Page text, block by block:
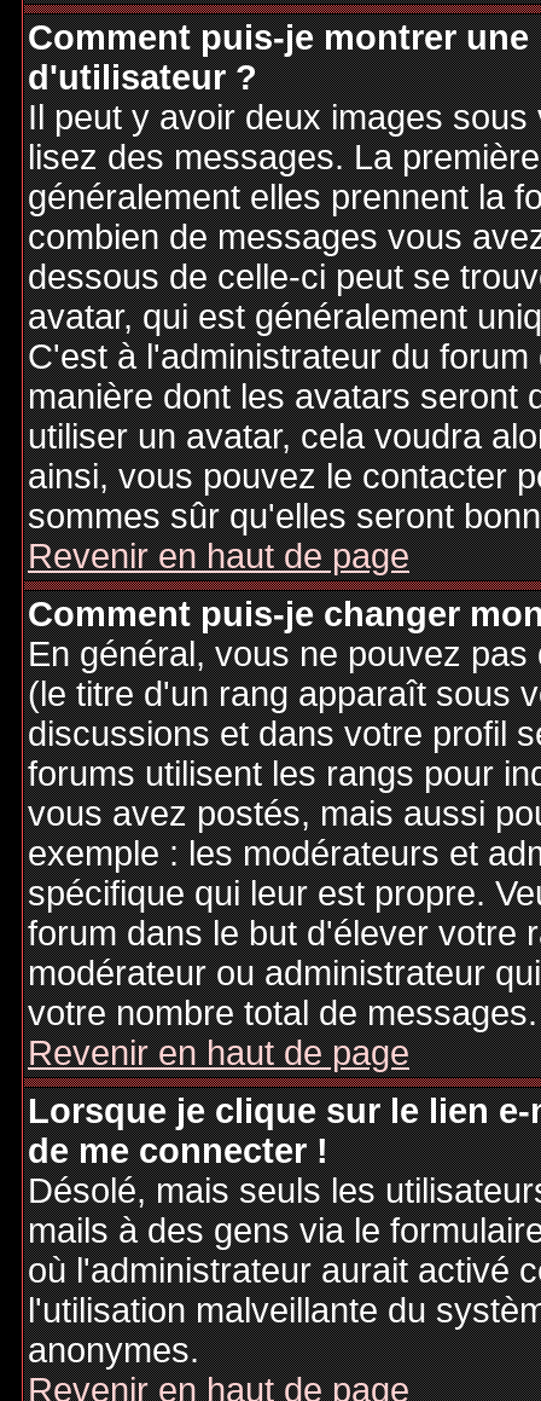
Comment puis-je montrer
d'utilisateur ?
Il peut y avoir deux images
lisez des messages. La
généralement elles prennent la
combien de messages vous
dessous de celle-ci peut se
avatar, qui est généralement
C'est à l'administrateur du
manière dont les avatars seront
utiliser un avatar, cela voudra
ainsi, vous pouvez le contacter
sommes sûr qu'elles seront
Revenir en haut de page
Comment puis-je changer
En général, vous ne pouvez
(le titre d'un rang apparaît sous
discussions et dans votre profil
forums utilisent les rangs pour
vous avez postés, mais aussi
exemple : les modérateurs et
spécifique qui leur est propre.
forum dans le but d'élever votre
modérateur ou administrateur
votre nombre total de messages.
Revenir en haut de page
Lorsque je clique sur le lien
de me connecter !
Désolé, mais seuls les
mails à des gens via le
où l'administrateur aurait activé
l'utilisation malveillante du
anonymes.
Revenir en haut de page